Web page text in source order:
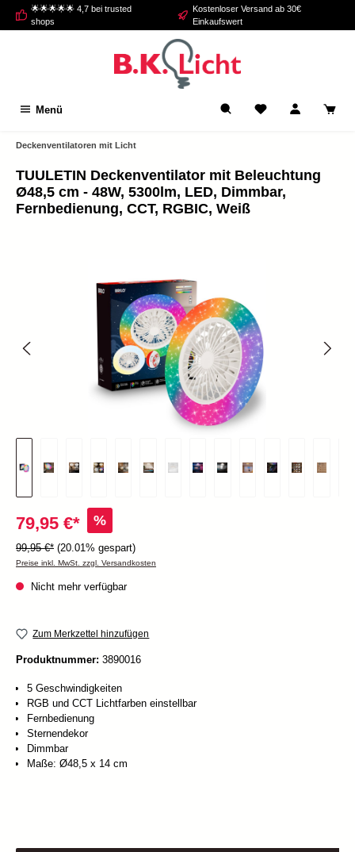
springen
🌟🌟🌟🌟🌟 4,7 bei trusted
shops
Kostenloser Versand ab 30€
Einkaufswert
Menü
Deckenventilatoren mit Licht
TUULETIN Deckenventilator mit Beleuchtung
Ø48,5 cm - 48W, 5300lm, LED, Dimmbar,
Fernbedienung, CCT, RGBIC, Weiß
79,95 €* %
99,95 €* (20.01% gespart)
Preise inkl. MwSt. zzgl. Versandkosten
Nicht mehr verfügbar
Zum Merkzettel hinzufügen
Produktnummer: 3890016
5 Geschwindigkeiten
RGB und CCT Lichtfarben einstellbar
Fernbedienung
Sternendekor
Dimmbar
Maße: Ø48,5 x 14 cm